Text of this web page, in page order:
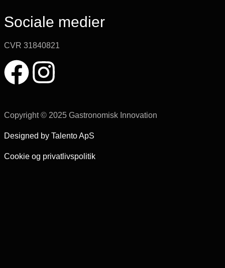
Sociale medier
CVR 31840821
Copyright © 2025 Gastronomisk Innovation
Designed by Talento ApS
Cookie og privatlivspolitik